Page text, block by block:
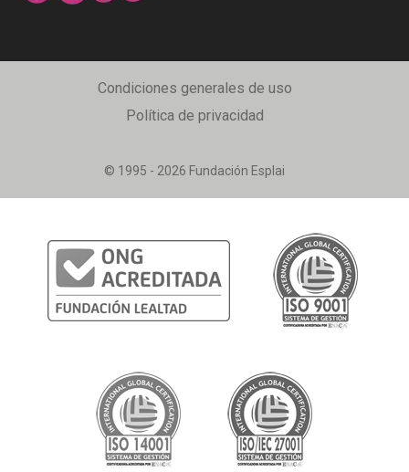
© 1995 - 2026 Fundación Esplai
Condiciones generales de uso
Política de privacidad